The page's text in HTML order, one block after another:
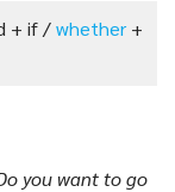
+ if /whether+
you want to go